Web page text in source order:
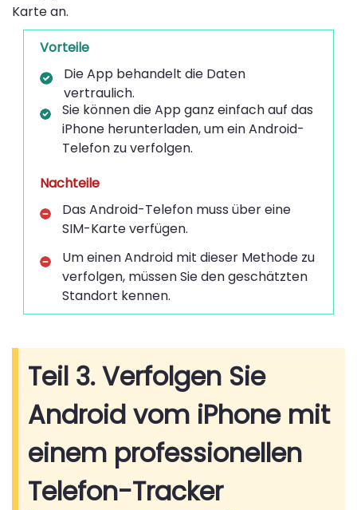
Karte an.
Vorteile
Die App behandelt die Daten
vertraulich.
Sie können die App ganz einfach auf das
iPhone herunterladen, um ein Android-
Telefon zu verfolgen.
Nachteile
Das Android-Telefon muss über eine
SIM-Karte verfügen.
Um einen Android mit dieser Methode zu
verfolgen, müssen Sie den geschätzten
Standort kennen.
Teil 3. Verfolgen Sie
Android vom iPhone mit
einem professionellen
Telefon-Tracker